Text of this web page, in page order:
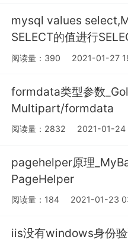
mysql values
SELECT的值进行
阅读量：390 2021-01-27
formdata类型参数
Multipart/formdata
阅读量：2832 2021-01-24
pagehelper原理
PageHelper
阅读量：184 2021-01-23
iis没有windows身份